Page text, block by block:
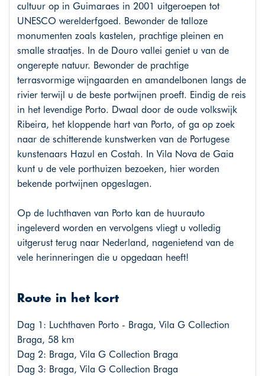
cultuur op in Guimaraes in 2001 uitgeroepen tot
UNESCO werelderfgoed. Bewonder de talloze
monumenten zoals kastelen, prachtige pleinen en
smalle straatjes. In de Douro vallei geniet u van de
ongerepte natuur. Bewonder de prachtige
terrasvormige wijngaarden en amandelbonen langs de
rivier terwijl u de beste portwijnen proeft. Eindig de reis
in het levendige Porto. Dwaal door de oude volkswijk
Ribeira, het kloppende hart van Porto, of ga op zoek
naar de schitterende kunstwerken van de Portugese
kunstenaars Hazul en Costah. In Vila Nova de Gaia
kunt u de vele porthuizen bezoeken, hier worden
bekende portwijnen opgeslagen.
Op de luchthaven van Porto kan de huurauto
ingeleverd worden en vervolgens vliegt u volledig
uitgerust terug naar Nederland, nagenietend van de
vele herinneringen die u opgedaan heeft!
Route in het kort
Dag 1: Luchthaven Porto - Braga, Vila G Collection
Braga, 58 km
Dag 2: Braga, Vila G Collection Braga
Dag 3: Braga, Vila G Collection Braga